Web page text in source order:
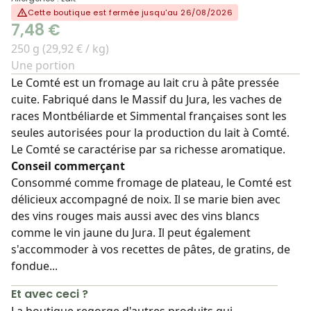
Cette boutique est fermée jusqu'au 26/08/2026
7,48 €
250 g (29,92 € / kg)
Une portion
Le Comté est un fromage au lait cru à pâte pressée
cuite. Fabriqué dans le Massif du Jura, les vaches de
races Montbéliarde et Simmental françaises sont les
seules autorisées pour la production du lait à Comté.
Le Comté se caractérise par sa richesse aromatique.
Conseil commerçant
Consommé comme fromage de plateau, le Comté est
délicieux accompagné de noix. Il se marie bien avec
des vins rouges mais aussi avec des vins blancs
comme le vin jaune du Jura. Il peut également
s'accommoder à vos recettes de pâtes, de gratins, de
fondue...
Et avec ceci ?